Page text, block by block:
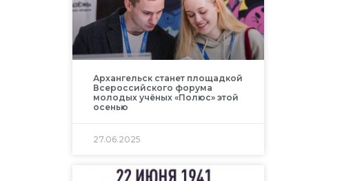
Архангельск станет площадкой
Всероссийского форума
молодых учёных «Полюс» этой
осенью
27.06.2025